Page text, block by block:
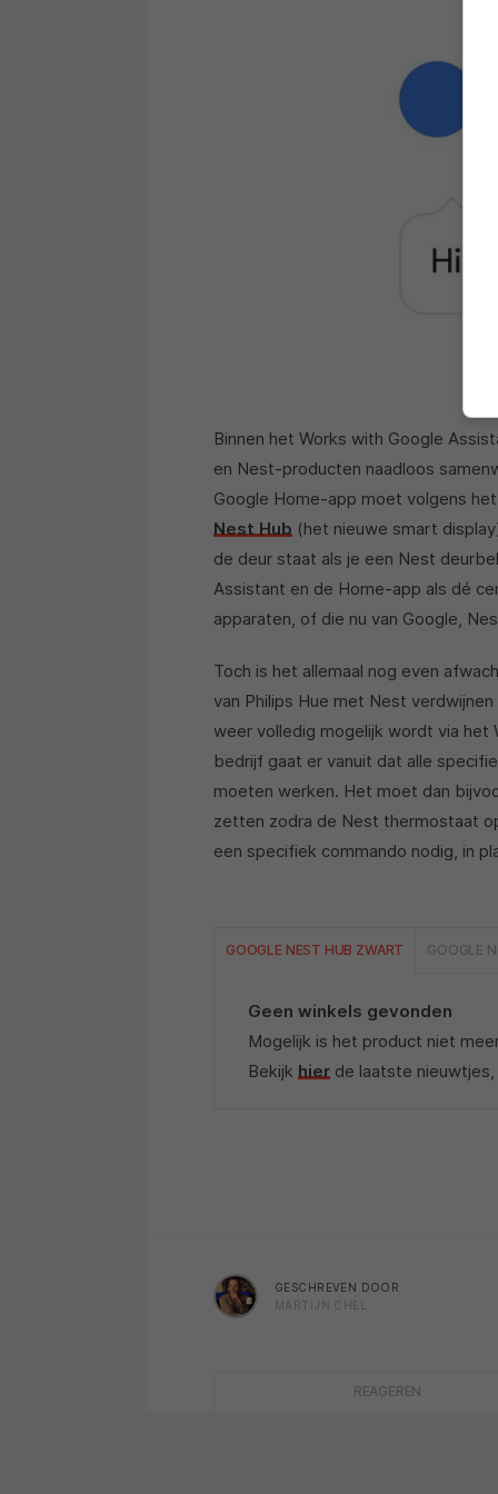
Binnen het Works with Google
en Nest-producten naadloos
Google Home-app moet volgens
Nest Hub (het nieuwe smart
de deur staat als je een Nest
Assistant en de Home-app als dé
apparaten, of die nu van Google,
Toch is het allemaal nog even
van Philips Hue met Nest
weer volledig mogelijk wordt via het
bedrijf gaat er vanuit dat alle
moeten werken. Het moet dan
zetten zodra de Nest thermostaat
een specifiek commando nodig, in
GOOGLE NEST HUB ZWART GOOGLE
Geen winkels gevonden
Mogelijk is het product niet
Bekijk hier de laatste
GESCHREVEN DOOR
MARTIJN CHEL
REAGEREN